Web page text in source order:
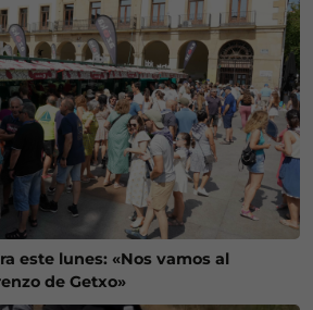
este lunes: «Nos vamos al
de Getxo»